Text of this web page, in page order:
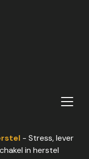
- Stress, lever
in herstel